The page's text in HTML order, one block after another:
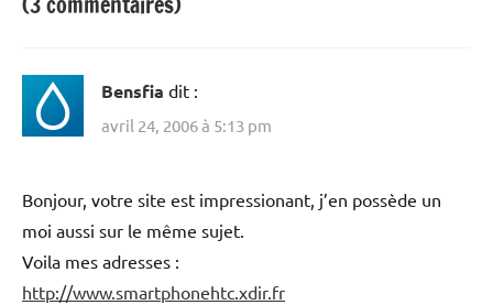
Bensfia dit :
avril 24, 2006 à 5:13 pm
Bonjour, votre site est impressionant, j’en possède un
moi aussi sur le même sujet.
Voila mes adresses :
http://www.smartphonehtc.xdir.fr